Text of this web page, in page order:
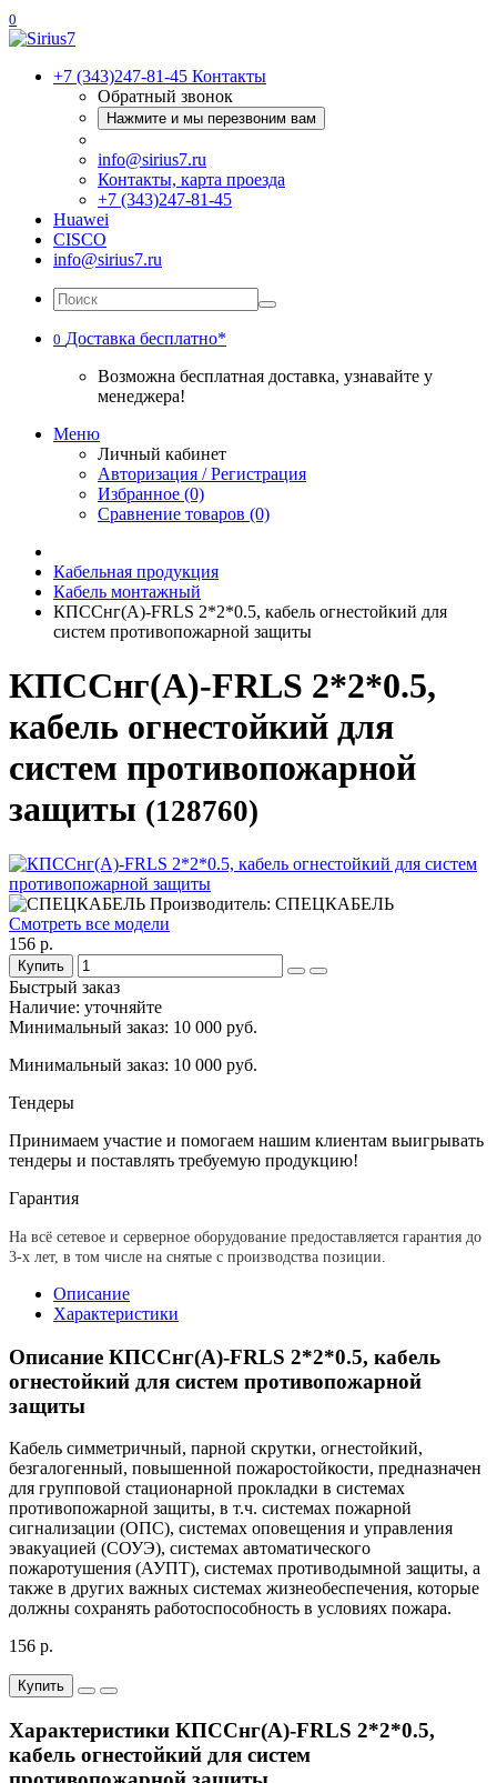
0
+7 (343)247-81-45 Контакты
Обратный звонок
Нажмите и мы перезвоним вам
info@sirius7.ru
Контакты, карта проезда
+7 (343)247-81-45
Huawei
CISCO
info@sirius7.ru
0 Доставка бесплатно*
Возможна бесплатная доставка, узнавайте у
менеджера!
Меню
Личный кабинет
Авторизация / Регистрация
Избранное (0)
Сравнение товаров (0)
Кабельная продукция
Кабель монтажный
КПССнг(А)-FRLS 2*2*0.5, кабель огнестойкий для
систем противопожарной защиты
КПССнг(А)-FRLS 2*2*0.5,
кабель огнестойкий для
систем противопожарной
защиты (128760)
Производитель: СПЕЦКАБЕЛЬ
Смотреть все модели
156 р.
Купить
Быстрый заказ
Наличие: уточняйте
Минимальный заказ: 10 000 руб.
Минимальный заказ: 10 000 руб.
Тендеры
Принимаем участие и помогаем нашим клиентам выигрывать
тендеры и поставлять требуемую продукцию!
Гарантия
На всё сетевое и серверное оборудование предоставляется гарантия до
3-х лет, в том числе на снятые с производства позиции.
Описание
Характеристики
Описание КПССнг(А)-FRLS 2*2*0.5, кабель
огнестойкий для систем противопожарной
защиты
Кабель симметричный, парной скрутки, огнестойкий,
безгалогенный, повышенной пожаростойкости, предназначен
для групповой стационарной прокладки в системах
противопожарной защиты, в т.ч. системах пожарной
сигнализации (ОПС), системах оповещения и управления
эвакуацией (СОУЭ), системах автоматического
пожаротушения (АУПТ), системах противодымной защиты, а
также в других важных системах жизнеобеспечения, которые
должны сохранять работоспособность в условиях пожара.
156 р.
Купить
Характеристики КПССнг(А)-FRLS 2*2*0.5,
кабель огнестойкий для систем